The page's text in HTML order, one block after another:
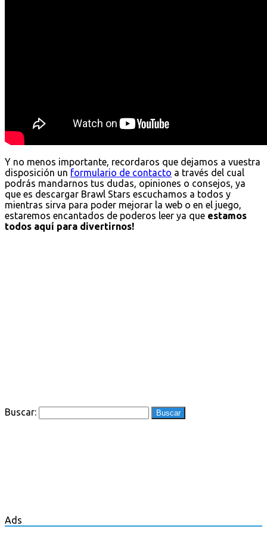
Y no menos importante, recordaros que dejamos a vuestra
disposición un formulario de contacto a través del cual
podrás mandarnos tus dudas, opiniones o consejos, ya
que es descargar Brawl Stars escuchamos a todos y
mientras sirva para poder mejorar la web o en el juego,
estaremos encantados de poderos leer ya que estamos
todos aquí para divertirnos!
Buscar:
Ads